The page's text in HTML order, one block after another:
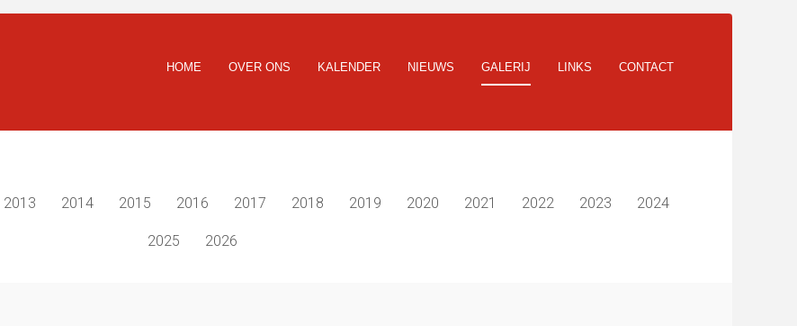
HOME OVER ONS KALENDER NIEUWS GALERIJ LINKS CONTACT
2013 2014 2015 2016 2017 2018 2019 2020 2021 2022 2023 2024
2025 2026